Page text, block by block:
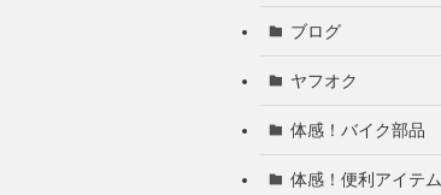
ブログ
ヤフオク
体感！バイク部品
体感！便利アイテム